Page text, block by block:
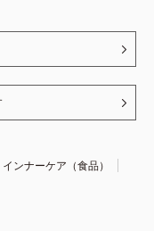
インナーケア（食品）